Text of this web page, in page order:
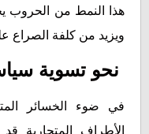
هذا النمط من الحروب
ويزيد من كلفة الصراع
نحو تسوية
في ضوء الخسائر
الأطراف المتحاربة